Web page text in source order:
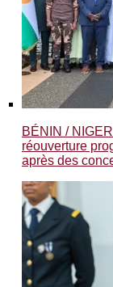
BÉNIN /
réouverture
après des